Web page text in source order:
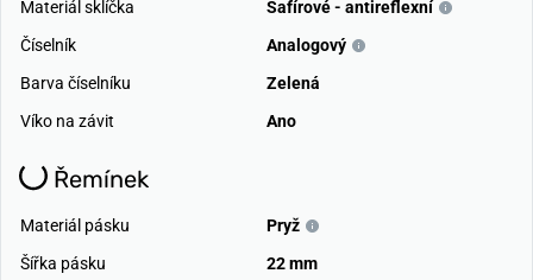
Materiál sklíčka
Safírové - antireflexní
Číselník
Analogový
Barva číselníku
Zelená
Víko na závit
Ano
Řemínek
Materiál pásku
Pryž
Šířka pásku
22 mm